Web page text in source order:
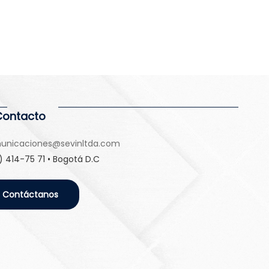
414-75 71 • Bogotá D.C
Contáctanos